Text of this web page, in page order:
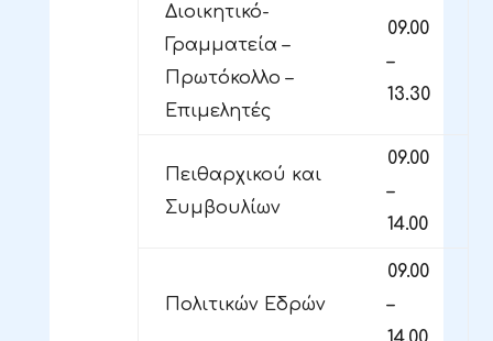
Διοικητικό-
Γραμματεία –
Πρωτόκολλο –
Επιμελητές
09.00
–
13.30
Πειθαρχικού και
Συμβουλίων
09.00
–
14.00
Πολιτικών Εδρών
09.00
–